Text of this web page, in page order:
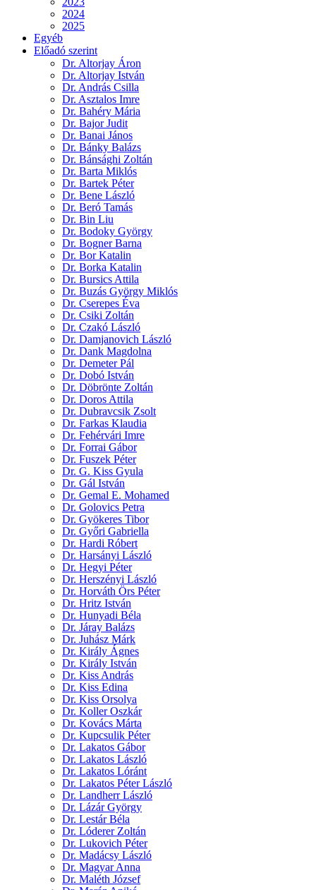
2024
2025
Egyéb
Előadó szerint
Dr. Altorjay Áron
Dr. Altorjay István
Dr. András Csilla
Dr. Asztalos Imre
Dr. Bahéry Mária
Dr. Bajor Judit
Dr. Banai János
Dr. Bánky Balázs
Dr. Bánsághi Zoltán
Dr. Barta Miklós
Dr. Bartek Péter
Dr. Bene László
Dr. Beró Tamás
Dr. Bin Liu
Dr. Bodoky György
Dr. Bogner Barna
Dr. Bor Katalin
Dr. Borka Katalin
Dr. Bursics Attila
Dr. Buzás György Miklós
Dr. Cserepes Éva
Dr. Csiki Zoltán
Dr. Czakó László
Dr. Damjanovich László
Dr. Dank Magdolna
Dr. Demeter Pál
Dr. Dobó István
Dr. Döbrönte Zoltán
Dr. Doros Attila
Dr. Dubravcsik Zsolt
Dr. Farkas Klaudia
Dr. Fehérvári Imre
Dr. Forrai Gábor
Dr. Fuszek Péter
Dr. G. Kiss Gyula
Dr. Gál István
Dr. Gemal E. Mohamed
Dr. Golovics Petra
Dr. Gyökeres Tibor
Dr. Győri Gabriella
Dr. Hardi Róbert
Dr. Harsányi László
Dr. Hegyi Péter
Dr. Herszényi László
Dr. Horváth Örs Péter
Dr. Hritz István
Dr. Hunyadi Béla
Dr. Járay Balázs
Dr. Juhász Márk
Dr. Király Ágnes
Dr. Király István
Dr. Kiss András
Dr. Kiss Edina
Dr. Kiss Orsolya
Dr. Koller Oszkár
Dr. Kovács Márta
Dr. Kupcsulik Péter
Dr. Lakatos Gábor
Dr. Lakatos László
Dr. Lakatos Lóránt
Dr. Lakatos Péter László
Dr. Landherr László
Dr. Lázár György
Dr. Lestár Béla
Dr. Lóderer Zoltán
Dr. Lukovich Péter
Dr. Madácsy László
Dr. Magyar Anna
Dr. Maléth József